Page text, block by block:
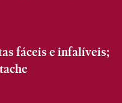
fáceis e infalíveis;